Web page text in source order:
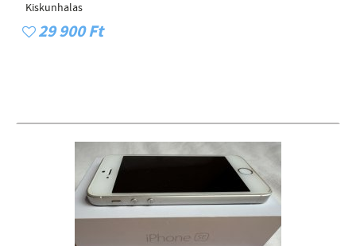
Kiskunhalas
29 900 Ft